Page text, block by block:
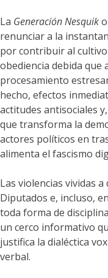
La Generación Nesquiko
renunciar a la
por contribuir al
obediencia debida que
procesamiento
hecho, efectos
actitudes antisociales
que transforma la
actores políticos en
alimenta el fascismo
Las violencias vividas
Diputados e, incluso,
toda forma de
un cerco informativo
justifica la dialéctica
verbal.